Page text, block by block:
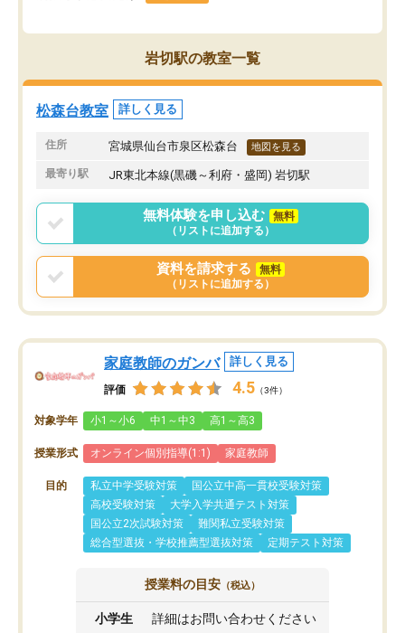
岩切駅の教室一覧
松森台教室 詳しく見る
住所 宮城県仙台市泉区松森台 地図を見る
最寄り駅 JR東北本線(黒磯～利府・盛岡) 岩切駅
無料体験を申し込む
無料
（リストに追加する）
資料を請求する
無料
（リストに追加する）
家庭教師のガンバ 詳しく見る
評価 4.5 （3件）
対象学年 小1～小6 中1～中3 高1～高3
授業形式 オンライン個別指導(1:1) 家庭教師
目的 私立中学受験対策
国公立中高一貫校受験対策
高校受験対策
大学入学共通テスト対策
国公立2次試験対策
難関私立受験対策
総合型選抜・学校推薦型選抜対策
定期テスト対策
授業料の目安 （税込）
小学生 詳細はお問い合わせください